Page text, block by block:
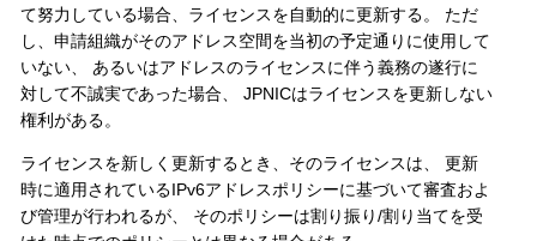
て努力している場合、ライセンスを自動的に更新する。 ただ
し、申請組織がそのアドレス空間を当初の予定通りに使用して
いない、 あるいはアドレスのライセンスに伴う義務の遂行に
対して不誠実であった場合、 JPNICはライセンスを更新しない
権利がある。
ライセンスを新しく更新するとき、そのライセンスは、 更新
時に適用されているIPv6アドレスポリシーに基づいて審査およ
び管理が行われるが、 そのポリシーは割り振り/割り当てを受